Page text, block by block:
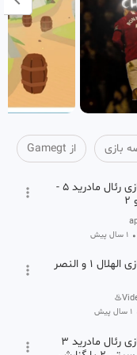
بازی از Gamegt
خلاصه بازی رئال مادرید 5 -
• 1 سال پیش
خلاصه بازی الهلال 1 و النصر
1 سال پیش
خلاصه بازی رئال مادرید 3